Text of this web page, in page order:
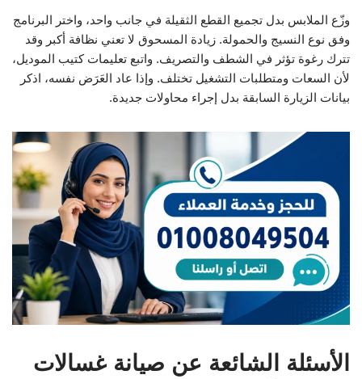
وزّع الملابس بدل تجميع القطع الثقيلة في جانب واحد، واختر البرنامج
وفق نوع النسيج والحمولة. زيادة المسحوق لا تعني نظافة أكبر وقد
تترك رغوة تؤثر في الشطف والتصريف. واتبع تعليمات كتيب الموديل،
لأن السعات ومتطلبات التشغيل تختلف. وإذا عاد العَرَض نفسه، اذكر
بيانات الزيارة السابقة بدل إجراء محاولات جديدة.
الأسئلة الشائعة عن صيانة غسالات